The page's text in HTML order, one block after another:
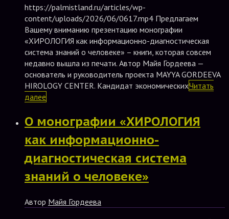
https://palmistland.ru/articles/wp-
content/uploads/2026/06/0617.mp4 Предлагаем
Вашему вниманию презентацию монографии
«ХИРОЛОГИЯ как информационно-диагностическая
система знаний о человеке» – книги, которая совсем
недавно вышла из печати. Автор Майя Гордеева —
основатель и руководитель проекта MAYYA GORDEEVA
HIROLOGY CENTER. Кандидат экономическихЧитать
далее
О монографии «ХИРОЛОГИЯ
как информационно-
диагностическая система
знаний о человеке»
Автор Майя Гордеева